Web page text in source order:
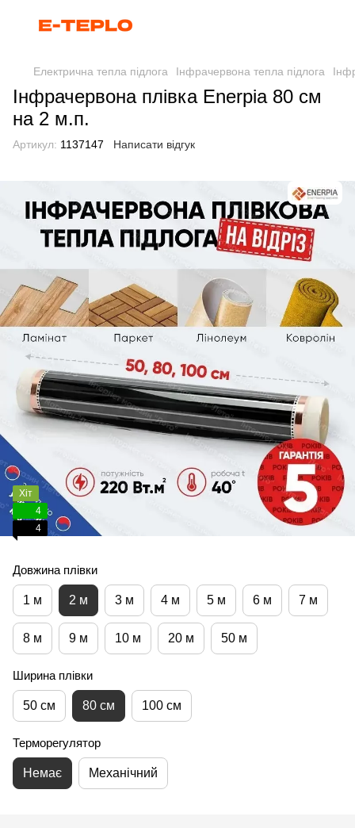
Електрична тепла підлога Інфрачервона тепла підлога
Інфрачервона плівка Enerpia 80 cм
на 2 м.п.
Артикул: 1137147 Написати відгук
Хіт
4
4
Довжина плівки
1 м 2 м 3 м 4 м 5 м 6 м 7 м
8 м 9 м 10 м 20 м 50 м
Ширина плівки
50 см 80 см 100 см
Терморегулятор
Немає Механічний